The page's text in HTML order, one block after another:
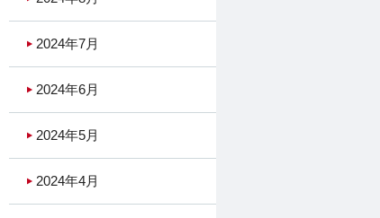
2024年7月
2024年6月
2024年5月
2024年4月